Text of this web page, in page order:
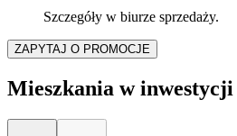
Szczegóły w biurze sprzedaży.
ZAPYTAJ O PROMOCJE
Mieszkania w inwestycji